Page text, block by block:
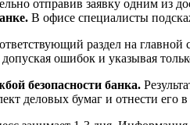
отправив заявку одним из
В офисе специалисты
раздел на
ошибок и указывая
безопасности банка.
деловых бумаг и отнести его